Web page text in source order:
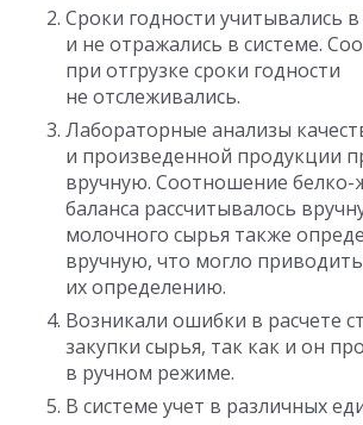
Сроки годности учитывались
и не отражались в системе.
при отгрузке сроки годности
не отслеживались.
Лабораторные анализы
и произведенной продукции
вручную. Соотношение белко-
баланса рассчитывалось
молочного сырья также
вручную, что могло
их определению.
Возникали ошибки в расчете
закупки сырья, так как и он
в ручном режиме.
В системе учет в различных